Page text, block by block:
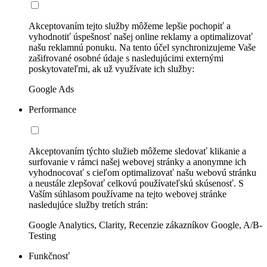
Akceptovaním tejto služby môžeme lepšie pochopiť a
vyhodnotiť úspešnosť našej online reklamy a optimalizovať
našu reklamnú ponuku. Na tento účel synchronizujeme Vaše
zašifrované osobné údaje s nasledujúcimi externými
poskytovateľmi, ak už využívate ich služby:
Google Ads
Performance
Akceptovaním týchto služieb môžeme sledovať klikanie a
surfovanie v rámci našej webovej stránky a anonymne ich
vyhodnocovať s cieľom optimalizovať našu webovú stránku
a neustále zlepšovať celkovú používateľskú skúsenosť. S
Vaším súhlasom používame na tejto webovej stránke
nasledujúce služby tretích strán:
Google Analytics, Clarity, Recenzie zákazníkov Google, A/B-
Testing
Funkčnosť